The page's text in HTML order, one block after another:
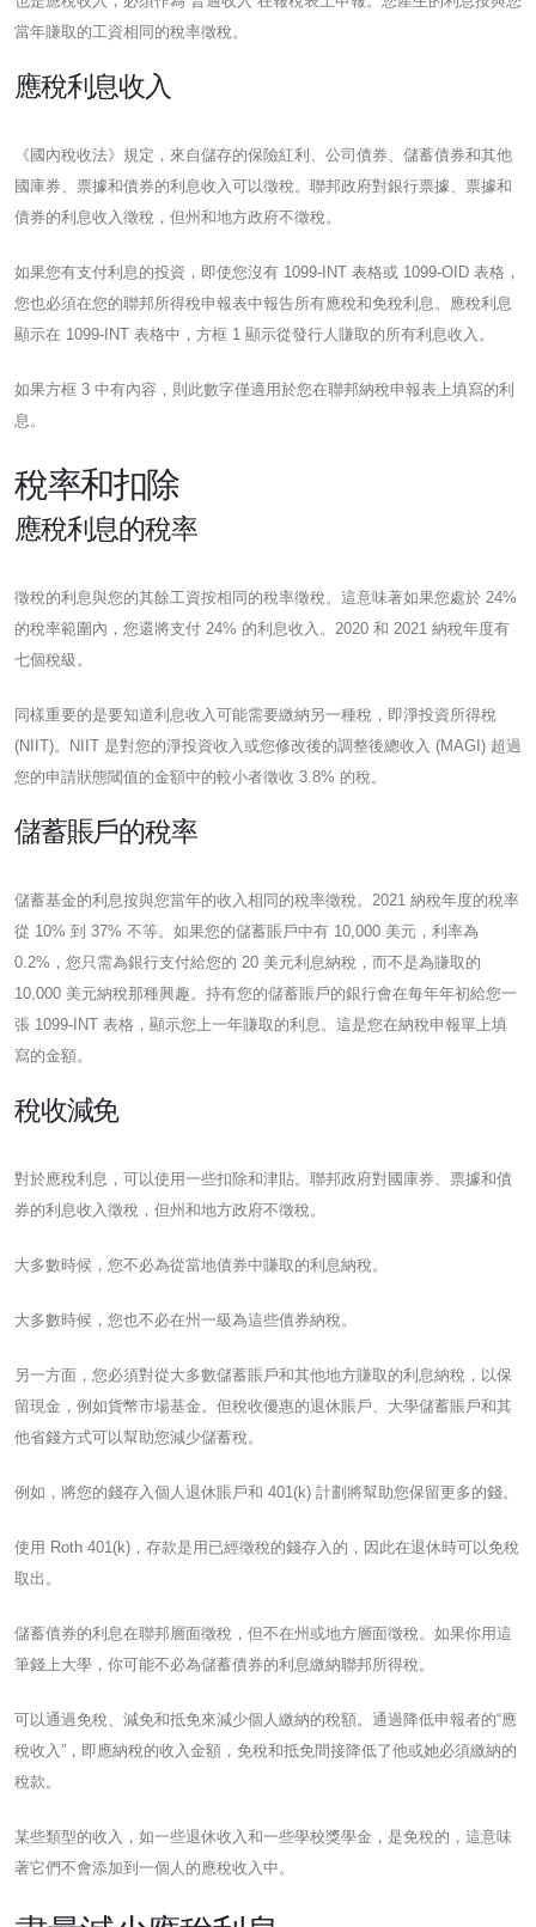
當年賺取的工資相同的稅率徵稅。
應稅利息收入
《國內稅收法》規定，來自儲存的保險紅利、公司債券、儲蓄債券和其他
國庫券、票據和債券的利息收入可以徵稅。聯邦政府對銀行票據、票據和
債券的利息收入徵稅，但州和地方政府不徵稅。
如果您有支付利息的投資，即使您沒有 1099-INT 表格或 1099-OID 表格，
您也必須在您的聯邦所得稅申報表中報告所有應稅和免稅利息。應稅利息
顯示在 1099-INT 表格中，方框 1 顯示從發行人賺取的所有利息收入。
如果方框 3 中有內容，則此數字僅適用於您在聯邦納稅申報表上填寫的利
息。
稅率和扣除
應稅利息的稅率
徵稅的利息與您的其餘工資按相同的稅率徵稅。這意味著如果您處於 24%
的稅率範圍內，您還將支付 24% 的利息收入。2020 和 2021 納稅年度有
七個稅級。
同樣重要的是要知道利息收入可能需要繳納另一種稅，即淨投資所得稅
(NIIT)。NIIT 是對您的淨投資收入或您修改後的調整後總收入 (MAGI) 超過
您的申請狀態閾值的金額中的較小者徵收 3.8% 的稅。
儲蓄賬戶的稅率
儲蓄基金的利息按與您當年的收入相同的稅率徵稅。2021 納稅年度的稅率
從 10% 到 37% 不等。如果您的儲蓄賬戶中有 10,000 美元，利率為
0.2%，您只需為銀行支付給您的 20 美元利息納稅，而不是為賺取的
10,000 美元納稅那種興趣。持有您的儲蓄賬戶的銀行會在每年年初給您一
張 1099-INT 表格，顯示您上一年賺取的利息。這是您在納稅申報單上填
寫的金額。
稅收減免
對於應稅利息，可以使用一些扣除和津貼。聯邦政府對國庫券、票據和債
券的利息收入徵稅，但州和地方政府不徵稅。
大多數時候，您不必為從當地債券中賺取的利息納稅。
大多數時候，您也不必在州一級為這些債券納稅。
另一方面，您必須對從大多數儲蓄賬戶和其他地方賺取的利息納稅，以保
留現金，例如貨幣市場基金。但稅收優惠的退休賬戶、大學儲蓄賬戶和其
他省錢方式可以幫助您減少儲蓄稅。
例如，將您的錢存入個人退休賬戶和 401(k) 計劃將幫助您保留更多的錢。
使用 Roth 401(k)，存款是用已經徵稅的錢存入的，因此在退休時可以免稅
取出。
儲蓄債券的利息在聯邦層面徵稅，但不在州或地方層面徵稅。如果你用這
筆錢上大學，你可能不必為儲蓄債券的利息繳納聯邦所得稅。
可以通過免稅、減免和抵免來減少個人繳納的稅額。通過降低申報者的“應
稅收入”，即應納稅的收入金額，免稅和抵免間接降低了他或她必須繳納的
稅款。
某些類型的收入，如一些退休收入和一些學校獎學金，是免稅的，這意味
著它們不會添加到一個人的應稅收入中。